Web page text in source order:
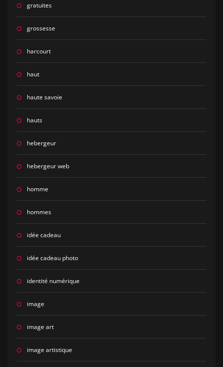
gratuites
grossesse
harcourt
haut
haute savoie
hauts
hebergeur
hebergeur web
homme
hommes
idée cadeau
idée cadeau photo
identité numérique
image
image art
image artistique